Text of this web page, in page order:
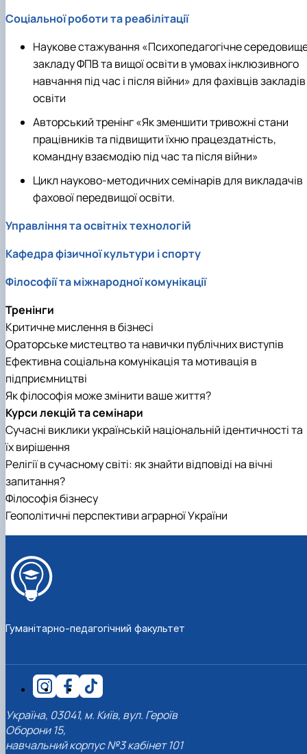
Соціальної роботи та реабілітації
Наукове стажування «Психопедагогічне
закладу ФПВ та вищої освіти в умовах інклюзивного
навчання під час і після війни» для фахівців закладів
освіти
Авторський тренінг «Як зменшити тривожні стани
працівників та підвищити їхню працездатність,
командну взаємодію під час та після війни»
Цикл науково-методичних семінарів для викладачів
фахової передвищої освіти.
Управління та освітніх технологій
Кафедра фізичної культури і спорту
Філософії та міжнародної комунікації
Тренінги
Критичне мислення в бізнесі
Ораторське мистецтво та навички публічних виступів
Ефективна соціальна комунікація та мотивація в
підприємництві
Як філософія може змінити ваше життя?
Курси лекцій та семінари
Сучасні виклики українській національній ідентичності та
їх вирішення
Релігії в сучасному світі: як знайти відповіді на вічні
запитання?
Філософія бізнесу
Геополітичні перспективи аграрної України
Гуманітарно-педагогічний факультет
Україна, 03041, м. Київ, вул. Героїв
Оборони 15,
навчальний корпус №3 кабінет 101